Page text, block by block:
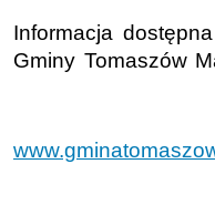
Informacja
Gminy Tomaszów